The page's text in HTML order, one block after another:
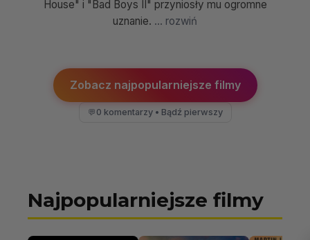
House" i "Bad Boys II" przyniosły mu ogromne
uznanie. ... rozwiń
Zobacz najpopularniejsze filmy
💬 0 komentarzy • Bądź pierwszy
Najpopularniejsze filmy